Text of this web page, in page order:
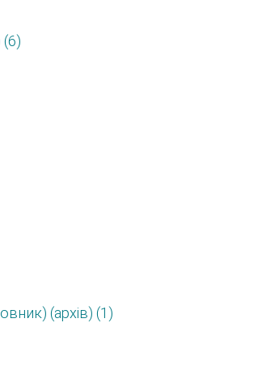
(6)
(архів) (1)